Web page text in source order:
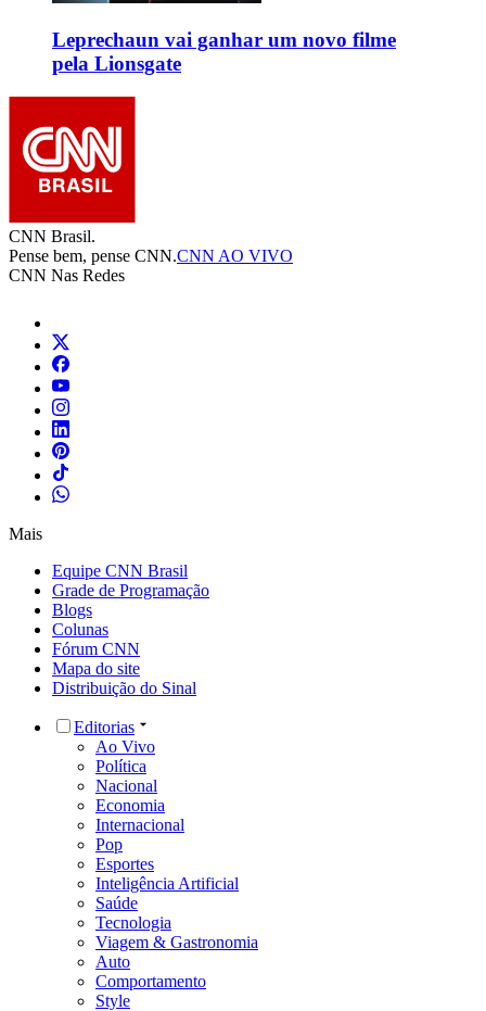
Leprechaun vai ganhar um novo filme
pela Lionsgate
CNN Brasil.
Pense bem, pense CNN.CNN AO VIVO
CNN Nas Redes
Mais
Equipe CNN Brasil
Grade de Programação
Blogs
Colunas
Fórum CNN
Mapa do site
Distribuição do Sinal
Editorias
Ao Vivo
Política
Nacional
Economia
Internacional
Pop
Esportes
Inteligência Artificial
Saúde
Tecnologia
Viagem & Gastronomia
Auto
Comportamento
Style